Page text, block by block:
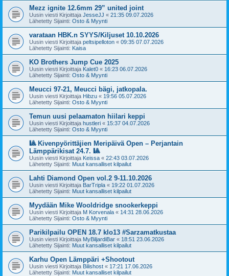
Mezz ignite 12.6mm 29” united joint
Uusin viesti Kirjoittaja JesseJJ « 21:35 09.07.2026
Lähetetty Sijainti: Osto & Myynti
varataan HBK.n SYYS/Kiljuset 10.10.2026
Uusin viesti Kirjoittaja peltsipelloton « 09:35 07.07.2026
Lähetetty Sijainti: Kaisa
KO Brothers Jump Cue 2025
Uusin viesti Kirjoittaja Kalet0 « 16:23 06.07.2026
Lähetetty Sijainti: Osto & Myynti
Meucci 97-21, Meucci bägi, jatkopala.
Uusin viesti Kirjoittaja Hibzu « 19:56 05.07.2026
Lähetetty Sijainti: Osto & Myynti
Temun uusi pelaamaton hiilari keppi
Uusin viesti Kirjoittaja hustleri « 15:37 04.07.2026
Lähetetty Sijainti: Osto & Myynti
🎱 Kivenpyörittäjien Meripäivä Open – Perjantain
Lämppärikisat 24.7. 🎱
Uusin viesti Kirjoittaja Keissa « 22:43 03.07.2026
Lähetetty Sijainti: Muut kansalliset kilpailut
Lahti Diamond Open vol.2 9-11.10.2026
Uusin viesti Kirjoittaja BarTripla « 19:22 01.07.2026
Lähetetty Sijainti: Muut kansalliset kilpailut
Myydään Mike Wooldridge snookerkeppi
Uusin viesti Kirjoittaja M Korvenala « 14:31 28.06.2026
Lähetetty Sijainti: Osto & Myynti
Parikilpailu OPEN 18.7 klo13 #Sarzamatkustaa
Uusin viesti Kirjoittaja MyBiljardiBar « 18:51 23.06.2026
Lähetetty Sijainti: Muut kansalliset kilpailut
Karhu Open Lämppäri +Shootout
Uusin viesti Kirjoittaja Bilishost « 17:21 17.06.2026
Lähetetty Sijainti: Muut kansalliset kilpailut